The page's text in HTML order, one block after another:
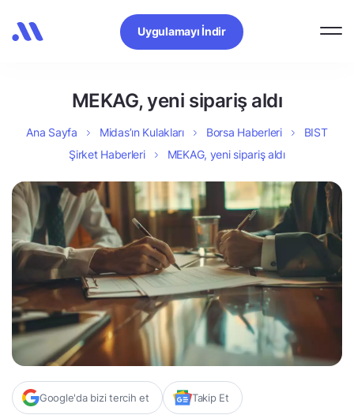
Uygulamayı İndir
MEKAG, yeni sipariş aldı
Ana Sayfa Midas’ın Kulakları Borsa Haberleri
BIST
Şirket Haberleri
MEKAG, yeni sipariş aldı
Google'da bizi tercih et Takip Et